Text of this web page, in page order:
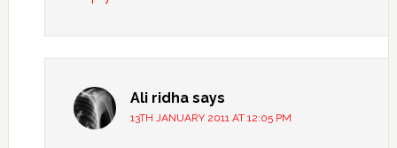
Ali ridha says
13TH JANUARY 2011 AT 12:05 PM